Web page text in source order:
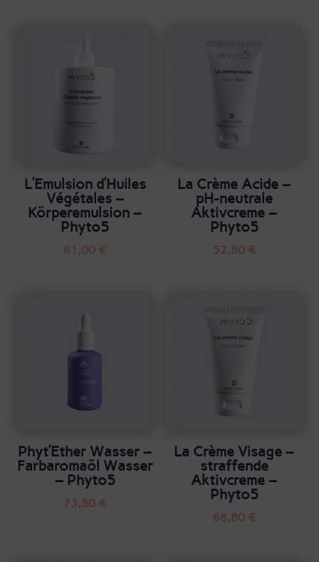
L’Emulsion d’Huiles
Végétales –
Körperemulsion –
Phyto5
61,00 €
La Crème Acide –
pH-neutrale
Aktivcreme –
Phyto5
52,80 €
Phyt’Ether Wasser –
Farbaromaöl Wasser
– Phyto5
73,80 €
La Crème Visage –
straffende
Aktivcreme –
Phyto5
68,80 €